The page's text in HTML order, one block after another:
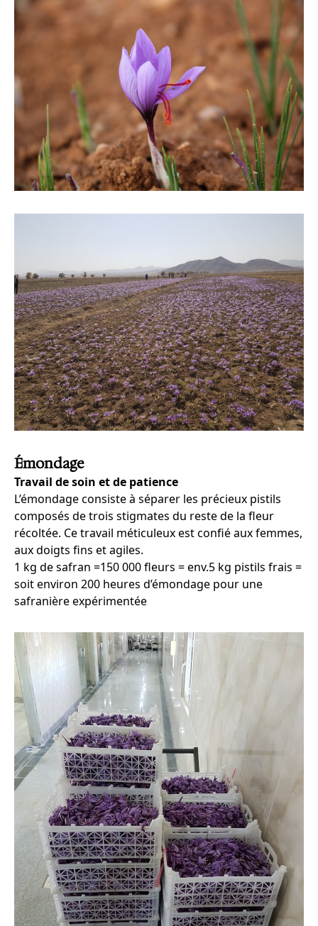
Émondage
Travail de soin et de patience
L’émondage consiste à séparer les précieux pistils
composés de trois stigmates du reste de la fleur
récoltée. Ce travail méticuleux est confié aux femmes,
aux doigts fins et agiles.
1 kg de safran =150 000 fleurs = env.5 kg pistils frais =
soit environ 200 heures d’émondage pour une
safranière expérimentée